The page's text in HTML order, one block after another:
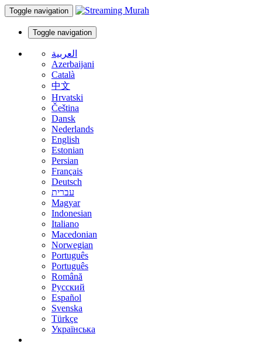
Toggle navigation
Toggle navigation
العربية
Azerbaijani
Català
中文
Hrvatski
Čeština
Dansk
Nederlands
English
Estonian
Persian
Français
Deutsch
עברית
Magyar
Indonesian
Italiano
Macedonian
Norwegian
Português
Português
Română
Русский
Español
Svenska
Türkçe
Українська